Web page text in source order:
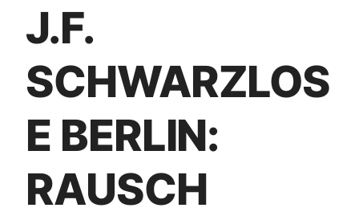
J.F.
SCHWARZLOS
E BERLIN:
RAUSCH